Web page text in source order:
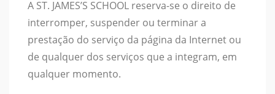
A ST. JAMES’S SCHOOL reserva-se o direito de
interromper, suspender ou terminar a
prestação do serviço da página da Internet ou
de qualquer dos serviços que a integram, em
qualquer momento.